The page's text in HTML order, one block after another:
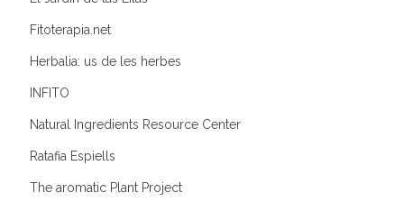
Fitoterapia.net
Herbalia: us de les herbes
INFITO
Natural Ingredients Resource Center
Ratafia Espiells
The aromatic Plant Project